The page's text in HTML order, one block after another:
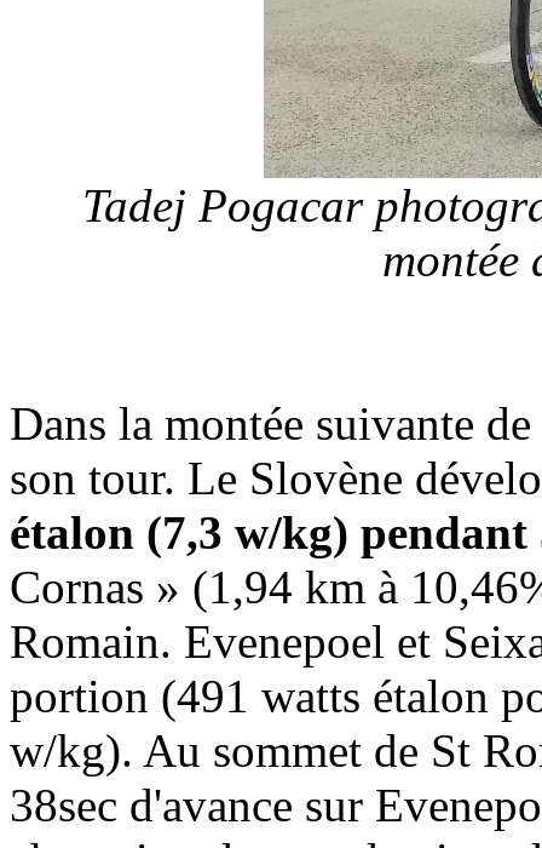
Tadej Pogacar
montée
Dans la montée suivante
son tour. Le Slovène
étalon (7,3 w/kg) pendant
Cornas » (1,94 km à
Romain. Evenepoel et
portion (491 watts étalon
w/kg). Au sommet de St
38sec d'avance sur